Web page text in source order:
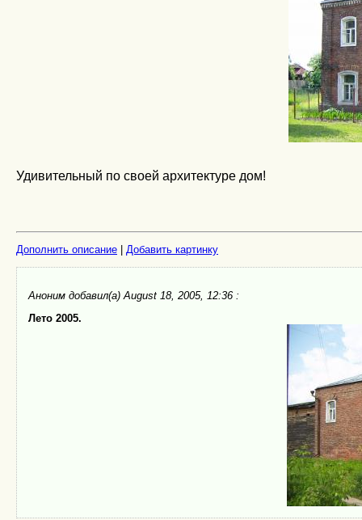
Удивительный по своей архитектуре дом!
Дополнить описание Добавить картинку
Аноним добавил(а) August 18, 2005, 12:36 :
Лето 2005.